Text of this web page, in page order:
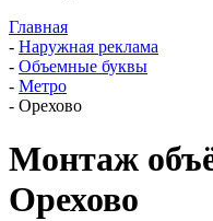
Главная
- Наружная реклама
- Объемные буквы
- Метро
- Орехово
Монтаж
Орехово